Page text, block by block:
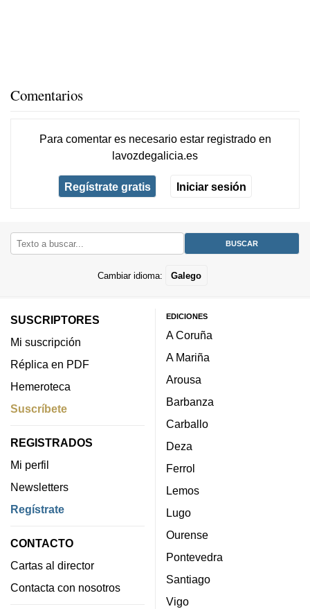
Comentarios
Para comentar es necesario estar registradoen
lavozdegalicia.es
Regístrate gratis Iniciar sesión
Cambiar idioma: Galego
SUSCRIPTORES
Mi suscripción
Réplica en PDF
Hemeroteca
Suscríbete
REGISTRADOS
Mi perfil
Newsletters
Regístrate
CONTACTO
Cartas al director
Contacta con nosotros
EDICIONES
A Coruña
A Mariña
Arousa
Barbanza
Carballo
Deza
Ferrol
Lemos
Lugo
Ourense
Pontevedra
Santiago
Vigo